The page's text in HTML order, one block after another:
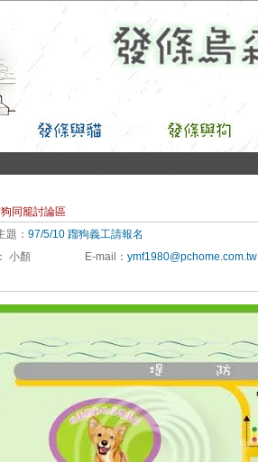
同籠討論區
題： 97/5/10 蹓狗義工請報名
小顏 E-mail ： ymf1980@pchome.com.tw